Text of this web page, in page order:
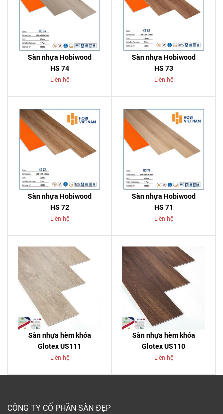
Sàn nhựa Hobiwood
HS 74
Liên hệ
Sàn nhựa Hobiwood
HS 73
Liên hệ
Sàn nhựa Hobiwood
HS 72
Liên hệ
Sàn nhựa Hobiwood
HS 71
Liên hệ
Sàn nhựa hèm khóa
Glotex US111
Liên hệ
Sàn nhựa hèm khóa
Glotex US110
Liên hệ
CÔNG TY CỔ PHẦN SÀN ĐẸP